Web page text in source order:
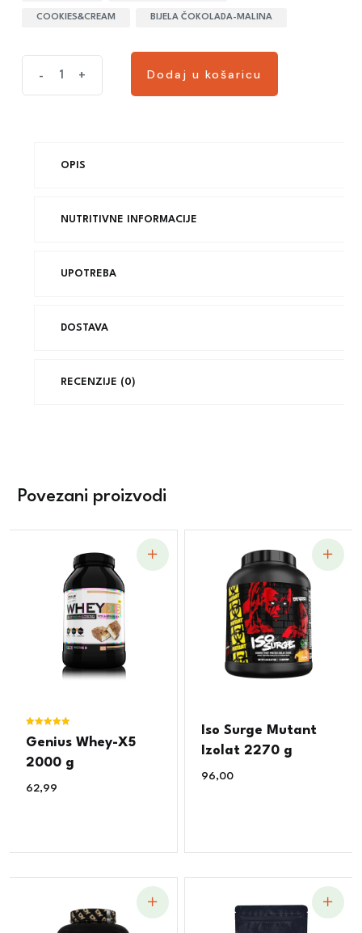
COOKIES&CREAM BIJELA ČOKOLADA-MALINA
- + Dodaj u košaricu
OPIS
NUTRITIVNE INFORMACIJE
UPOTREBA
DOSTAVA
RECENZIJE (0)
Povezani proizvodi
5.00
Genius Whey-X5
2000 g
62,99
Iso Surge Mutant
Izolat 2270 g
96,00